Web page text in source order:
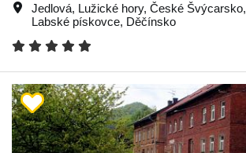
Jedlová, Lužické hory, České Švýcarsko,
Labské pískovce, Děčínsko